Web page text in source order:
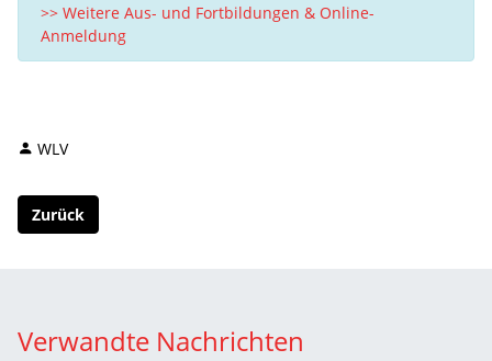
>> Weitere Aus- und Fortbildungen & Online-
Anmeldung
WLV
Zurück
Verwandte Nachrichten